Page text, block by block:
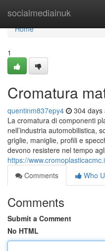
socialmediainuk
Home
Home
1
Cromatura
quentinm837epy4 304 days
La cromatura di componenti
nell’industria automobilistica,
griglie, maniglie, profili e
devono resistere nel tempo
https://
Comments
Who
Comments
Submit a Comment
No HTML